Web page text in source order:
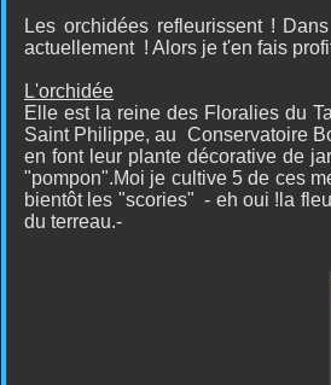
Les orchidées refleurissent !
actuellement ! Alors je t'en fais
L'orchidée
Elle est la reine des Floralies du
Saint Philippe, au Conservatoire
en font leur plante décorative de
"pompon".Moi je cultive 5 de ces
bientôt les "scories" - eh oui !la
du terreau.-